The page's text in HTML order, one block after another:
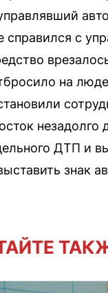
справился с
на
незадолго
ДТП и
знак